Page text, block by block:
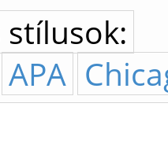
stílusok:
APA